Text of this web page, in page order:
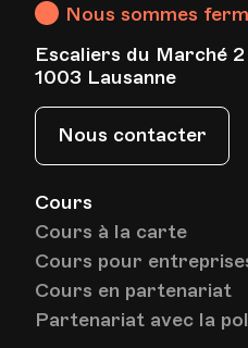
Cours
Cours à la carte
Cours pour
Cours en partenariat
Partenariat avec la
Nous sommes
Escaliers du Marché 2
1003 Lausanne
Nous contacter